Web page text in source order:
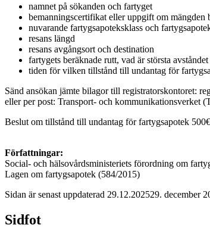
namnet på sökanden och fartyget
bemanningscertifikat eller uppgift om mängden
nuvarande fartygsapoteksklass och
resans längd
resans avgångsort och destination
fartygets beräknade rutt, vad är största
tiden för vilken tillstånd till undantag för
Sänd ansökan jämte bilagor till registratorskontoret:
eller per post: Transport- och
Beslut om tillstånd till undantag för fartygsapotek
Författningar:
Social- och hälsovårdsministeriets förordning om
Lagen om fartygsapotek (584/2015)
Sidan är senast uppdaterad 29.12.202529. december
Sidfot